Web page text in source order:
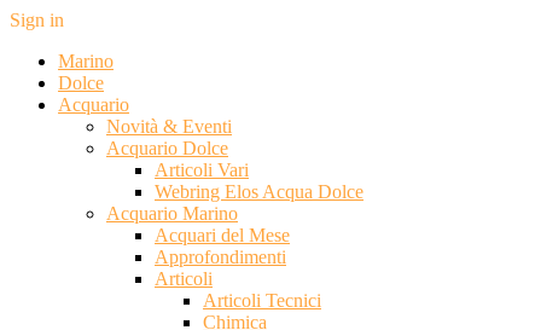
Sign in
Marino
Dolce
Acquario
Novità & Eventi
Acquario Dolce
Articoli Vari
Webring Elos Acqua Dolce
Acquario Marino
Acquari del Mese
Approfondimenti
Articoli
Articoli Tecnici
Chimica